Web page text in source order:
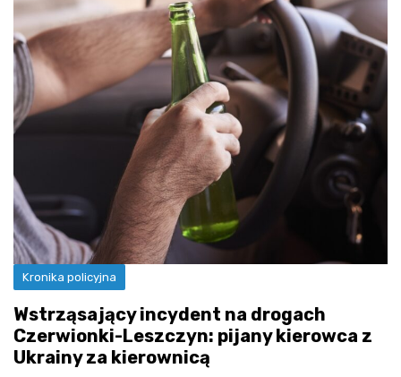
Kronika policyjna
Wstrząsający incydent na drogach
Czerwionki-Leszczyn: pijany kierowca z
Ukrainy za kierownicą